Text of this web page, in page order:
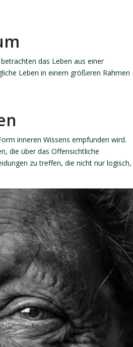
das Leben aus einer
Leben in einem größeren Rahmen
inneren Wissens empfunden wird.
die über das Offensichtliche
zu treffen, die nicht nur logisch,